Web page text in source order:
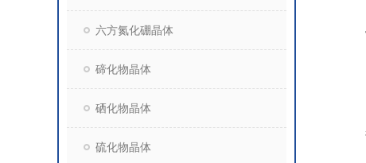
六方氮化硼晶体
碲化物晶体
硒化物晶体
硫化物晶体